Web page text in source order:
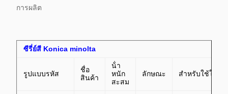
การผลิต
ซีรี่ย์สี Konica minolta
รูปแบบรหัส
ชื่อ
สินค้า
น้ํา
หนัก
สะสม
ลักษณะ สําหรับใช้ใน